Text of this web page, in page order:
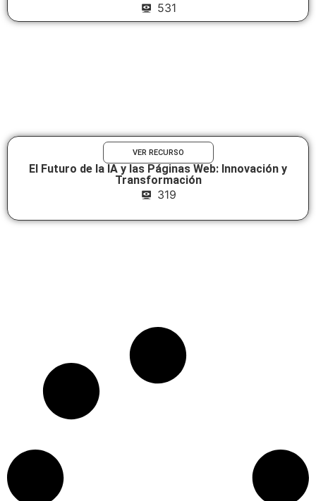
531
VER RECURSO
El Futuro de la IA y las Páginas Web: Innovación y
Transformación
319